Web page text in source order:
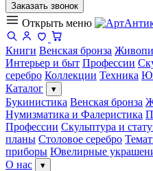
Заказать звонок
Открыть меню
Книги Венская бронза
Интерьер и быт Профессии
серебро Коллекции Техника
Каталог
▾
Букинистика Венская бронза
Нумизматика и Фалеристика
Профессии Скульптура и
планы Столовое серебро
приборы Ювелирные
О нас
▾